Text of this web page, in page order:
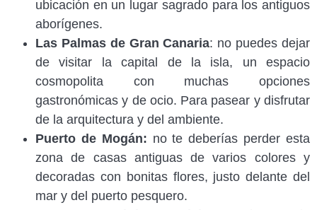
ubicación en un lugar sagrado para los antiguos
aborígenes.
Las Palmas de Gran Canaria: no puedes dejar
de visitar la capital de la isla, un espacio
cosmopolita con muchas opciones
gastronómicas y de ocio. Para pasear y disfrutar
de la arquitectura y del ambiente.
Puerto de Mogán: no te deberías perder esta
zona de casas antiguas de varios colores y
decoradas con bonitas flores, justo delante del
mar y del puerto pesquero.